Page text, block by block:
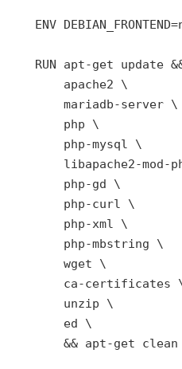
ENV
RUN apt-get